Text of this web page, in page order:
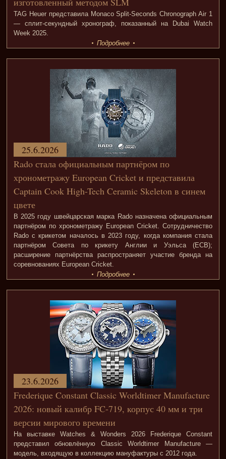
TAG Heuer представила Monaco Split-Seconds Chronograph Air 1
— сплит-секундный хронограф, показанный на Dubai Watch
Week 2025.
Подробнее
Rado стала официальным партнёром по
хронометражу European Cricket и представила
Captain Cook High-Tech Ceramic Skeleton в синем
цвете
В 2025 году швейцарская марка Rado назначена официальным
партнёром по хронометражу European Cricket. Сотрудничество
Rado с крикетом началось в 2023 году, когда компания стала
партнёром Совета по крикету Англии и Уэльса (ECB);
расширение партнёрства распространяет участие бренда на
соревнованиях European Cricket.
25.6.2026
Подробнее
Frederique Constant Classic Worldtimer Manufacture
2026: новый калибр FC-719, корпус 40 мм и три
версии мирового времени
На выставке Watches & Wonders 2026 Frederique Constant
представил обновлённую Classic Worldtimer Manufacture —
модель, входящую в коллекцию мануфактуры с 2012 года.
23.6.2026